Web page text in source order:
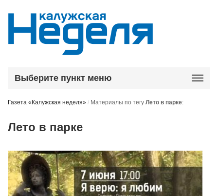
Выберите пункт меню
Газета «Калужская неделя» / Материалы по тегуЛето в парке:
Лето в парке